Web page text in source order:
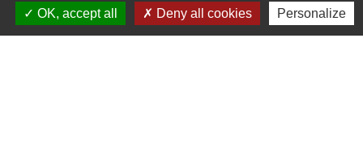
Famille - Scolarité
OK, accept all
Deny all cookies Personalize